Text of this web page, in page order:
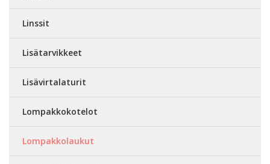
Linssit
Lisätarvikkeet
Lisävirtalaturit
Lompakkokotelot
Lompakkolaukut